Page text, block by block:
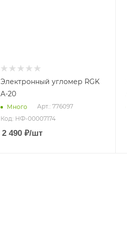
Электронный угломер RGK
A-20
Много
Арт.: 776097
Код: НФ-00007174
2 490 ₽/шт